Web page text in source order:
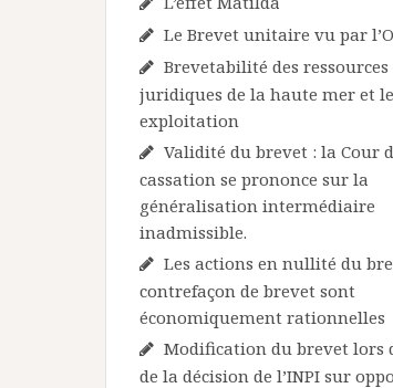
Le Brevet unitaire vu par
Brevetabilité des ressources
juridiques de la haute mer et
exploitation
Validité du brevet : la Cour
cassation se prononce sur la
généralisation intermédiaire
inadmissible.
Les actions en nullité du
contrefaçon de brevet sont
économiquement rationnelles
Modification du brevet lors
de la décision de l’INPI sur